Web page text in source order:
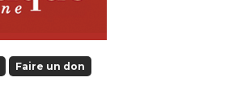
Faire un don